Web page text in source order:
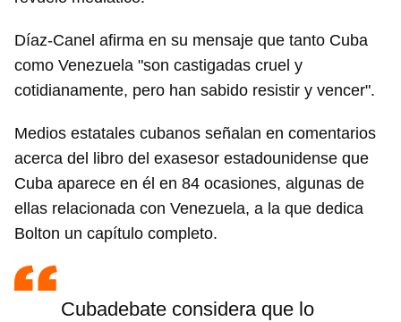
Díaz-Canel afirma en su mensaje que tanto Cuba
como Venezuela "son castigadas cruel y
cotidianamente, pero han sabido resistir y vencer".
Medios estatales cubanos señalan en comentarios
acerca del libro del exasesor estadounidense que
Cuba aparece en él en 84 ocasiones, algunas de
ellas relacionada con Venezuela, a la que dedica
Bolton un capítulo completo.
Cubadebate considera que lo